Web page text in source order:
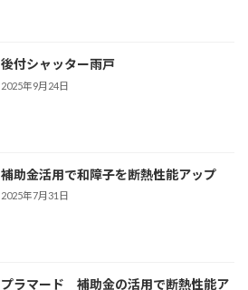
後付シャッター雨戸
2025年9月24日
補助金活用で和障子を断熱性能アップ
2025年7月31日
プラマード 補助金の活用で断熱性能ア